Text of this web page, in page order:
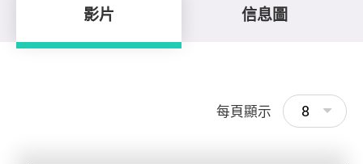
影片 信息圖
每頁顯示 8